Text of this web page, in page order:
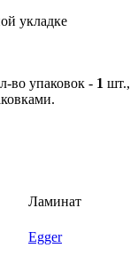
укладке
во упаковок - 1 шт.,
Ламинат
Egger